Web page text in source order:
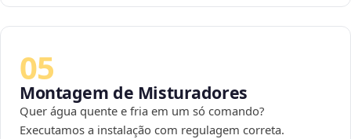
05
Montagem de Misturadores
Quer água quente e fria em um só comando?
Executamos a instalação com regulagem correta.